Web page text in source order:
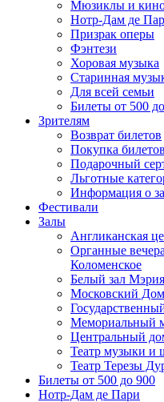
Мюзиклы и
Нотр-Дам де
Призрак оперы
Фэнтези
Хоровая музыка
Старинная
Для всей семьи
Билеты от 500
Зрителям
Возврат билетов
Покупка билетов
Подарочный
Льготные
Информация о
Фестивали
Залы
Англиканская
Органные
Коломенское
Белый зал
Московский
Мемориальный
Центральный
Театр музыки
Театр Терезы
Билеты от 500 до 900
Нотр-Дам де Пари